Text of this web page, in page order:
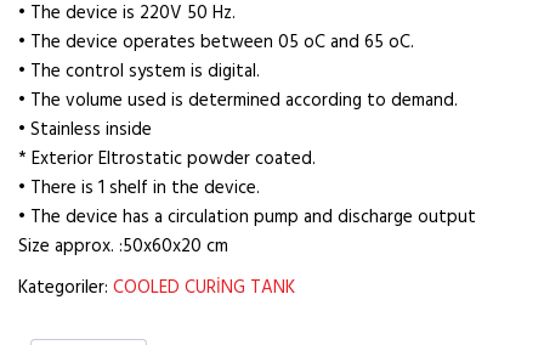
• The device is 220V 50 Hz.
• The device operates between 05 oC and 65 oC.
• The control system is digital.
• The volume used is determined according to demand.
• Stainless inside
* Exterior Eltrostatic powder coated.
• There is 1 shelf in the device.
• The device has a circulation pump and discharge output
Size approx. :50x60x20 cm
Kategoriler: COOLED CURİNG TANK